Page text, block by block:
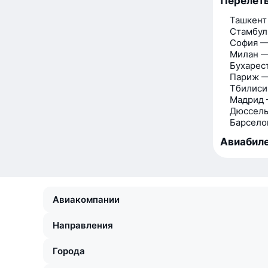
София
Милан
Париж
Мадрид
Авиакомпании
Направления
Города